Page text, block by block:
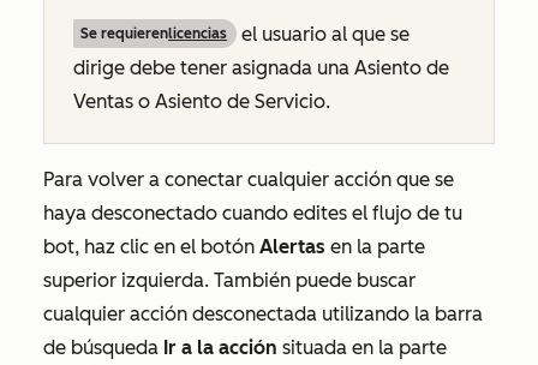
Se requierenlicencias
el usuario al que se
dirige debe tener asignada una Asiento de
Ventas o Asiento de Servicio.
Para volver a conectar cualquier acción que se
haya desconectado cuando edites el flujo de tu
bot, haz clic en el botón Alertas en la parte
superior izquierda. También puede buscar
cualquier acción desconectada utilizando la barra
de búsqueda Ir a la acción situada en la parte